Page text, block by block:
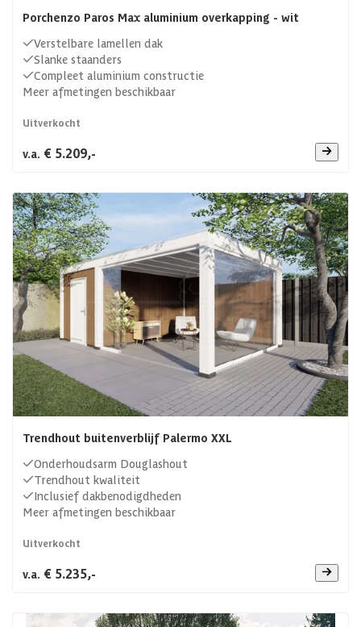
Porchenzo Paros Max aluminium overkapping - wit
Verstelbare lamellen dak
Slanke staanders
Compleet aluminium constructie
Meer afmetingen beschikbaar
Uitverkocht
v.a. € 5.209,-
Trendhout buitenverblijf Palermo XXL
Onderhoudsarm Douglashout
Trendhout kwaliteit
Inclusief dakbenodigdheden
Meer afmetingen beschikbaar
Uitverkocht
v.a. € 5.235,-